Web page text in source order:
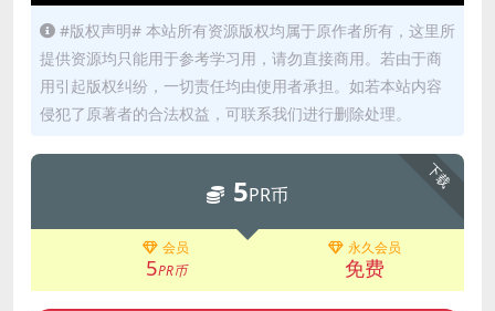
#版权声明# 本站所有资源版权均属于原作者所有，这里所
提供资源均只能用于参考学习用，请勿直接商用。若由于商
用引起版权纠纷，一切责任均由使用者承担。如若本站内容
侵犯了原著者的合法权益，可联系我们进行删除处理。
下载
5PR币
会员
5PR币
永久会员
免费